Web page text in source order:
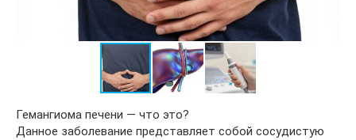
Гемангиома печени — что это?
Данное заболевание представляет собой сосудистую